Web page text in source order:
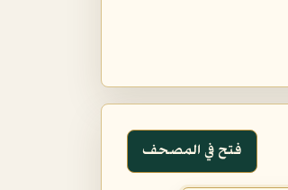
فتح في المصحف